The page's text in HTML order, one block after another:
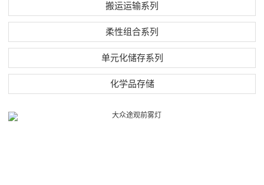
搬运运输系列
柔性组合系列
单元化储存系列
化学品存储